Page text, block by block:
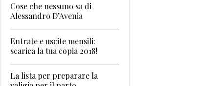
Cose che nessuno sa di
Alessandro D’Avenia
Entrate e uscite mensili:
scarica la tua copia 2018!
La lista per preparare la